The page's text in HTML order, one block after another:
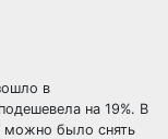
в
на 19%. В
можно было снять